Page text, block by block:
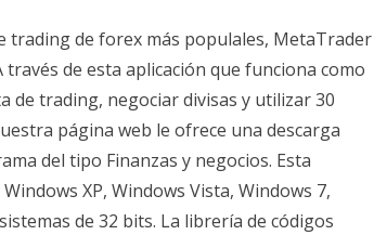
trading de forex más populales, MetaTrader
de esta aplicación que funciona como
trading, negociar divisas y utilizar 30
página web le ofrece una descarga
del tipo Finanzas y negocios. Esta
XP, Windows Vista, Windows 7,
de 32 bits. La librería de códigos